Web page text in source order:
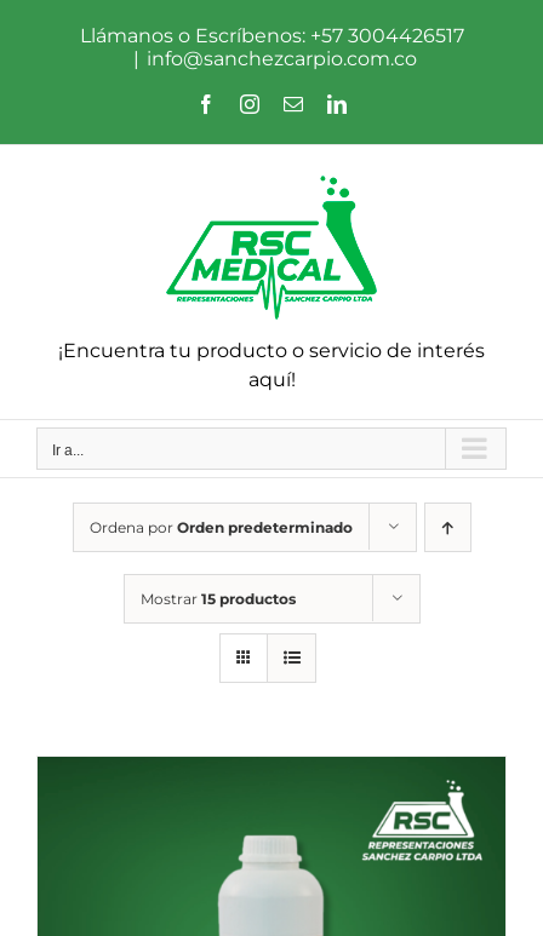
Llámanos o Escríbenos: +57 3004426517
| info@sanchezcarpio.com.co
FacebookInstagram
CorreoLinkedIn
¡Encuentra tu producto o servicio de interés
aquí!
Ir a...
Ordena por Orden predeterminado
Mostrar 15 productos